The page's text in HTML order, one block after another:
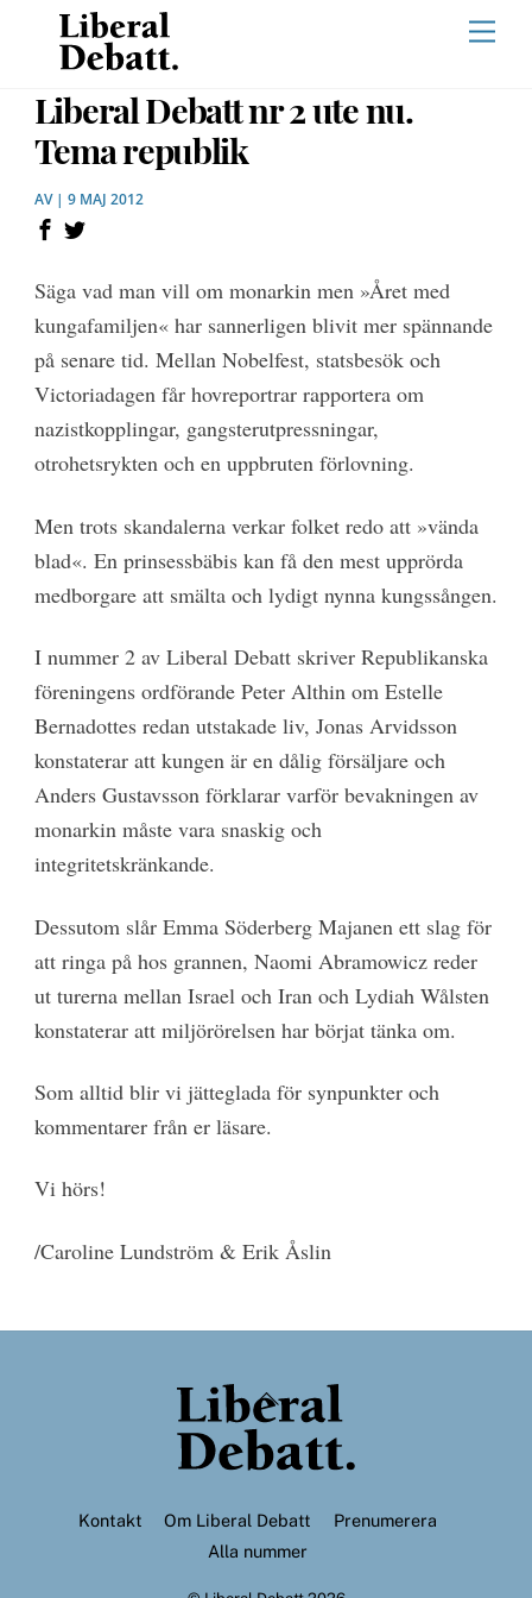
content
Liberal Debatt nr 2 ute nu.
Tema republik
AV | 9 MAJ 2012
Säga vad man vill om monarkin men »Året med
kungafamiljen« har sannerligen blivit mer spännande
på senare tid. Mellan Nobelfest, statsbesök och
Victoriadagen får hovreportrar rapportera om
nazistkopplingar, gangsterutpressningar,
otrohetsrykten och en uppbruten förlovning.
Men trots skandalerna verkar folket redo att »vända
blad«. En prinsessbäbis kan få den mest upprörda
medborgare att smälta och lydigt nynna kungssången.
I nummer 2 av Liberal Debatt skriver Republikanska
föreningens ordförande Peter Althin om Estelle
Bernadottes redan utstakade liv, Jonas Arvidsson
konstaterar att kungen är en dålig försäljare och
Anders Gustavsson förklarar varför bevakningen av
monarkin måste vara snaskig och
integritetskränkande.
Dessutom slår Emma Söderberg Majanen ett slag för
att ringa på hos grannen, Naomi Abramowicz reder
ut turerna mellan Israel och Iran och Lydiah Wålsten
konstaterar att miljörörelsen har börjat tänka om.
Som alltid blir vi jätteglada för synpunkter och
kommentarer från er läsare.
Vi hörs!
/Caroline Lundström & Erik Åslin
Back
To
Top
Kontakt Om Liberal Debatt
Prenumerera
Alla nummer